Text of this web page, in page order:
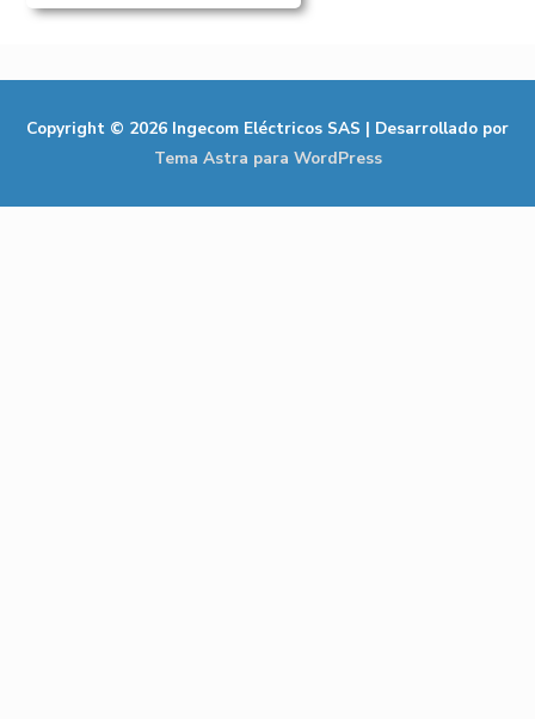
Copyright © 2026 Ingecom Eléctricos SAS | Desarrollado por
Tema Astra para WordPress